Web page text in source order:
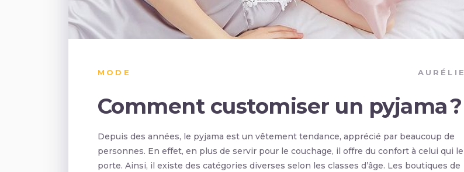
MODE AURÉLIE
Comment customiser un pyjama ?
Depuis des années, le pyjama est un vêtement tendance, apprécié par beaucoup de
personnes. En effet, en plus de servir pour le couchage, il offre du confort à celui qui le
porte. Ainsi, il existe des catégories diverses selon les classes d’âge. Les boutiques de